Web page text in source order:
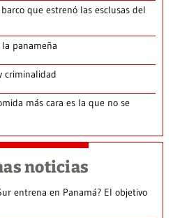
que estrenó las esclusas del
panameña
criminalidad
más cara es la que no se
noticias
entrena en Panamá? El objetivo